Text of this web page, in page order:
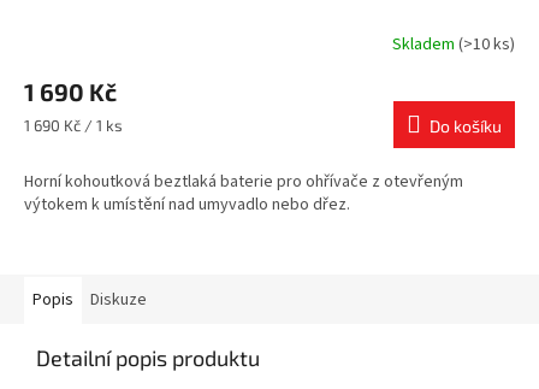
Skladem (>10 ks)
1 690 Kč
Měrná
1 690 Kč / 1 ks Do košíku
Horní kohoutková beztlaká baterie pro ohřívače z otevřeným
výtokem k umístění nad umyvadlo nebo dřez.
Popis Diskuze
Detailní popis produktu